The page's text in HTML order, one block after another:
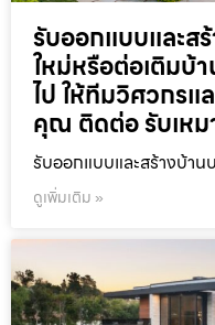
รับออกแบบและส
ใหม่หรือต่อเติมบ้
ไป ให้ทีมวิศวกรแ
คุณ ติดต่อ รับเห
รับออกแบบและสร้างบ้าน
ดูเพิ่มเติม »